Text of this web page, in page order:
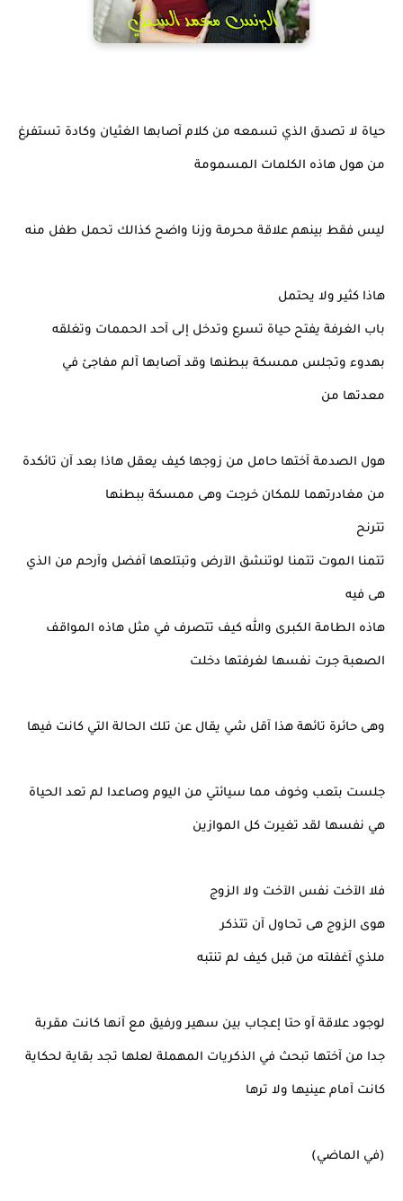
حياة لا تصدق الذي تسمعه من كلام آصابها الغثيان وكادة تستفرغ
من هول هاذه الكلمات المسمومة
ليس فقط بينهم علاقة محرمة وزنا واضح كذالك تحمل طفل منه
هاذا كثير ولا يحتمل
باب الغرفة يفتح حياة تسرع وتدخل إلى آحد الحممات وتغلقه
بهدوء وتجلس ممسكة ببطنها وقد آصابها آلم مفاجئ في
معدتها من
هول الصدمة آختها حامل من زوجها كيف يعقل هاذا بعد آن تائكدة
من مغادرتهما للمكان خرجت وهى ممسكة ببطنها
تترنح
تتمنا الموت تتمنا لوتنشق الآرض وتبتلعها آفضل وآرحم من الذي
هى فيه
هاذه الطامة الكبرى والله كيف تتصرف في مثل هاذه المواقف
الصعبة جرت نفسها لغرفتها دخلت
وهى حائرة تائهة هذا آقل شي يقال عن تلك الحالة التي كانت فيها
جلست بتعب وخوف مما سيائتي من اليوم وصاعدا لم تعد الحياة
هي نفسها لقد تغيرت كل الموازين
فلا الآخت نفس الآخت ولا الزوج
هوى الزوج هى تحاول آن تتذكر
ملذي آغفلته من قبل كيف لم تنتبه
لوجود علاقة آو حتا إعجاب بين سهير ورفيق مع آنها كانت مقربة
جدا من آختها تبحث في الذكريات المهملة لعلها تجد بقاية لحكاية
كانت آمام عينيها ولا ترها
(في الماضي)